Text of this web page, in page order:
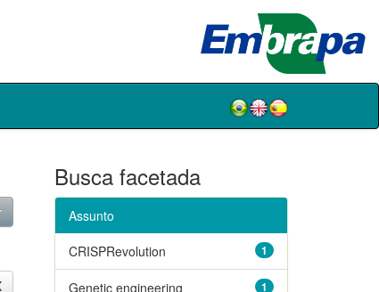
Busca facetada
Assunto
1
CRISPRevolution
1
Genetic engineering